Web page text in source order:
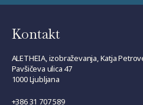
Kontakt
ALETHEIA, izobraževanja, Katja
Pavšičeva ulica 47
1000 Ljubljana
+386 31 707 589